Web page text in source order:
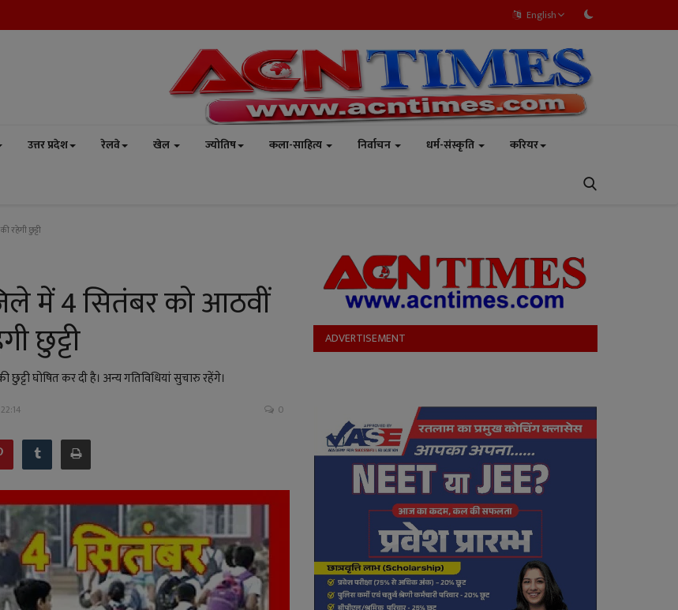
English
उत्तर प्रदेश रेलवे खेल ज्योतिष कला-साहित्य निर्वाचन धर्म-संस्कृति करियर
रहेगी छुट्टी
में 4 सितंबर को आठवीं
छुट्टी
घोषित कर दी है। अन्य गतिविधियां सुचारु रहेंगे।
0
ADVERTISEMENT